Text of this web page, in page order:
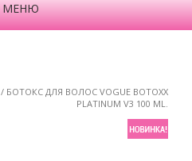
МЕНЮ
/ БОТОКС ДЛЯ ВОЛОС VOGUE BOTOXX
PLATINUM V3 100 ML.